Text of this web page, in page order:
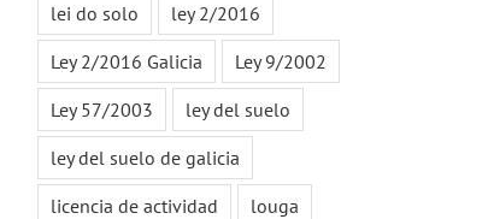
lei do solo
ley 2/2016
Ley 2/2016 Galicia
Ley 9/2002
Ley 57/2003
ley del suelo
ley del suelo de galicia
licencia de actividad
louga